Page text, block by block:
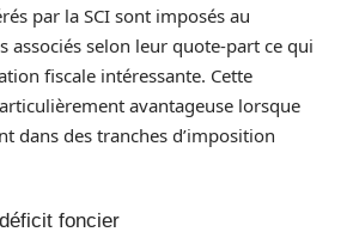
par la SCI sont imposés au
associés selon leur quote-part ce qui
fiscale intéressante. Cette
avantageuse lorsque
dans des tranches d’imposition
foncier